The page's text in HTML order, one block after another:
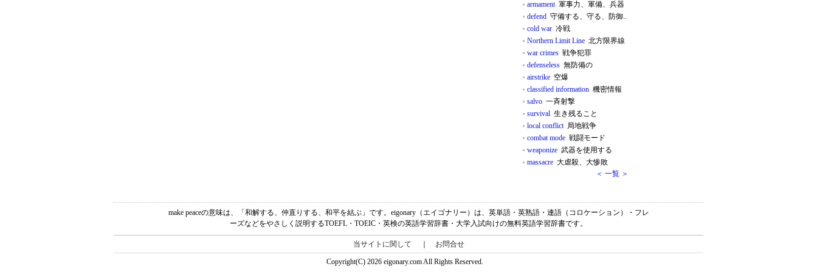
armament軍事力、軍備、兵器
defend 守備する、守る、防御..
cold war 冷戦
Northern Limit Line 北方限界線
war crimes 戦争犯罪
defenseless 無防備の
airstrike 空爆
classified information 機密情報
salvo 一斉射撃
survival 生き残ること
local conflict局地戦争
combat mode 戦闘モード
weaponize 武器を使用する
massacre 大虐殺、大惨敗
＜ 一覧 ＞
make peaceの意味は、「和解する、仲直りする、和平を結ぶ」です。eigonary（エイゴナリー）は、英単語・英熟語・連語（コロケーション）・フレ
ーズなどをやさしく説明するTOEFL・TOEIC・英検の英語学習辞書・大学入試向けの無料英語学習辞書です。
当サイトに関して お問合せ
Copyright(C) 2026 eigonary.com All Rights Reserved.